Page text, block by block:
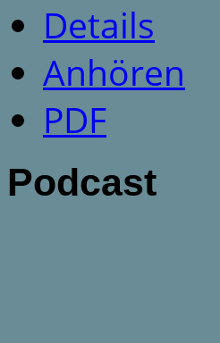
Details
Anhören
PDF
Podcast